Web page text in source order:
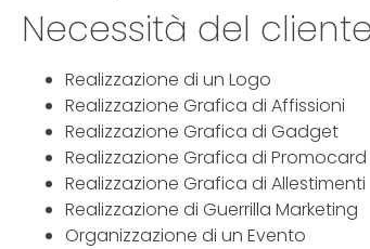
Necessità del cliente
Realizzazione di un Logo
Realizzazione Grafica di Affissioni
Realizzazione Grafica di Gadget
Realizzazione Grafica di Promocard
Realizzazione Grafica di Allestimenti
Realizzazione di Guerrilla Marketing
Organizzazione di un Evento